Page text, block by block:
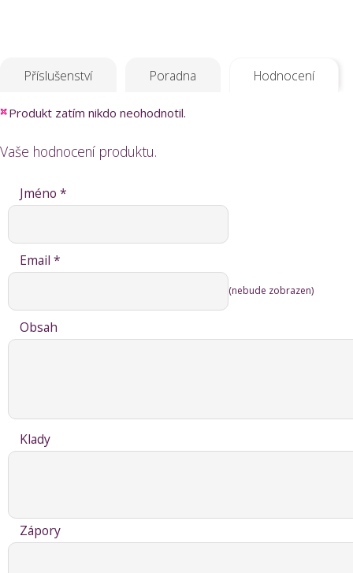
Příslušenství Poradna Hodnocení
Produkt zatím nikdo neohodnotil.
Vaše hodnocení produktu.
Jméno *
Email *
(nebude zobrazen)
Obsah
Klady
Zápory